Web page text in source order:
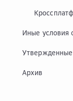
Иные условия
Архив